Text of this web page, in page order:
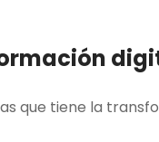
que tiene la